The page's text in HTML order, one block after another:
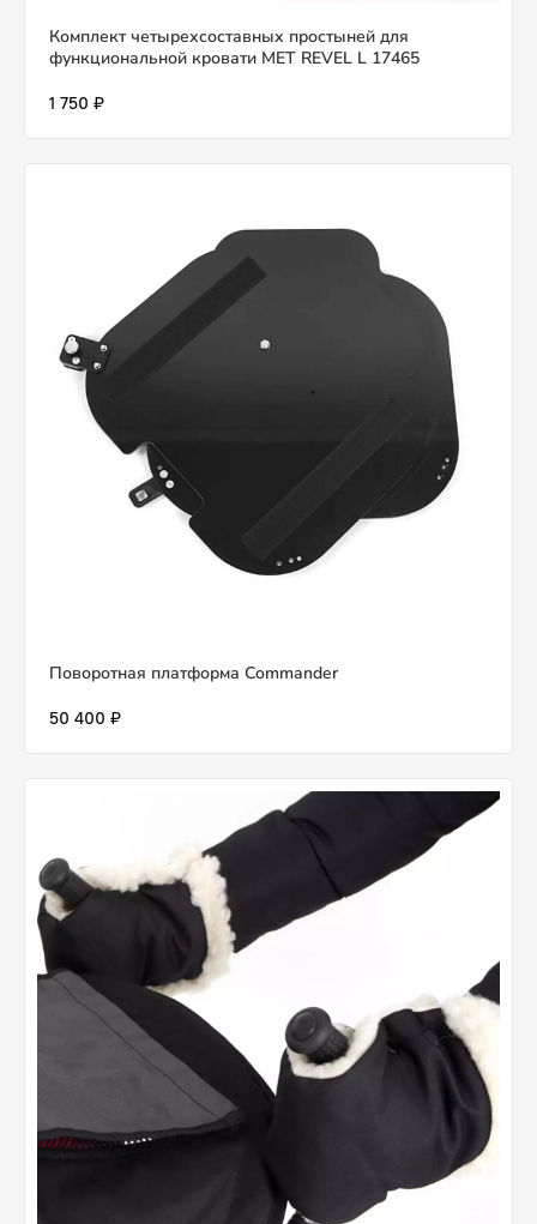
Комплект четырехсоставных простыней для
функциональной кровати MET REVEL L 17465
1 750 ₽
Поворотная платформа Commander
50 400 ₽